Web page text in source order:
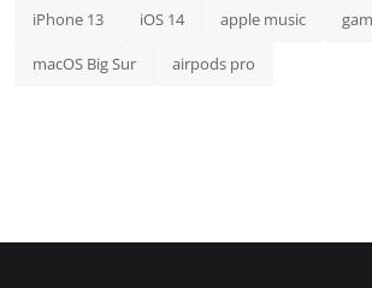
iPhone 13 iOS 14 apple music
macOS Big Sur airpods pro